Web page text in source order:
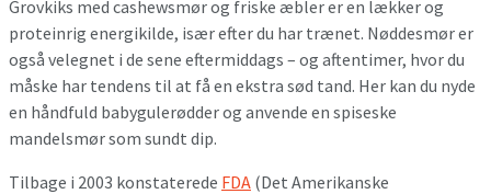
Grovkiks med cashewsmør og friske æbler er en lækker og
proteinrig energikilde, især efter du har trænet. Nøddesmør er
også velegnet i de sene eftermiddags – og aftentimer, hvor du
måske har tendens til at få en ekstra sød tand. Her kan du nyde
en håndfuld babygulerødder og anvende en spiseske
mandelsmør som sundt dip.
Tilbage i 2003 konstaterede FDA (Det Amerikanske